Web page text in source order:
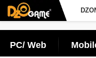
PC/ Web